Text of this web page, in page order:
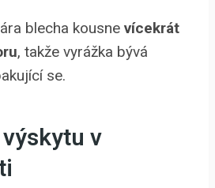
blecha kousne vícekrát
, takže vyrážka bývá
se.
v